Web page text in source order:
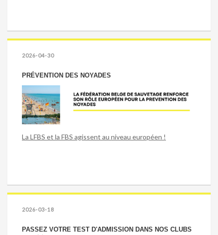
2026-04-30
PRÉVENTION DES NOYADES
La LFBS et la FBS agissent au niveau européen !
2026-03-18
PASSEZ VOTRE TEST D'ADMISSION DANS NOS CLUBS